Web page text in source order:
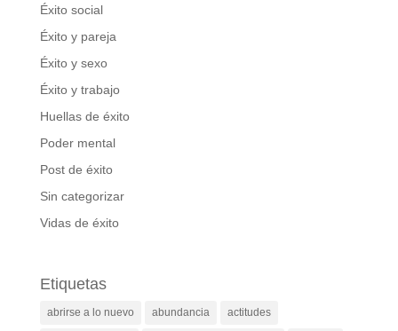
Éxito social
Éxito y pareja
Éxito y sexo
Éxito y trabajo
Huellas de éxito
Poder mental
Post de éxito
Sin categorizar
Vidas de éxito
Etiquetas
abrirse a lo nuevo abundancia actitudes